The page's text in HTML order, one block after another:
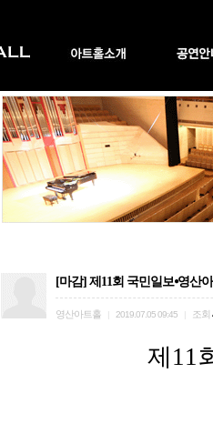
[마감] 제11회 국민일보⦁영산
영산아트홀 2019.07.05 09:45 조회
제 11